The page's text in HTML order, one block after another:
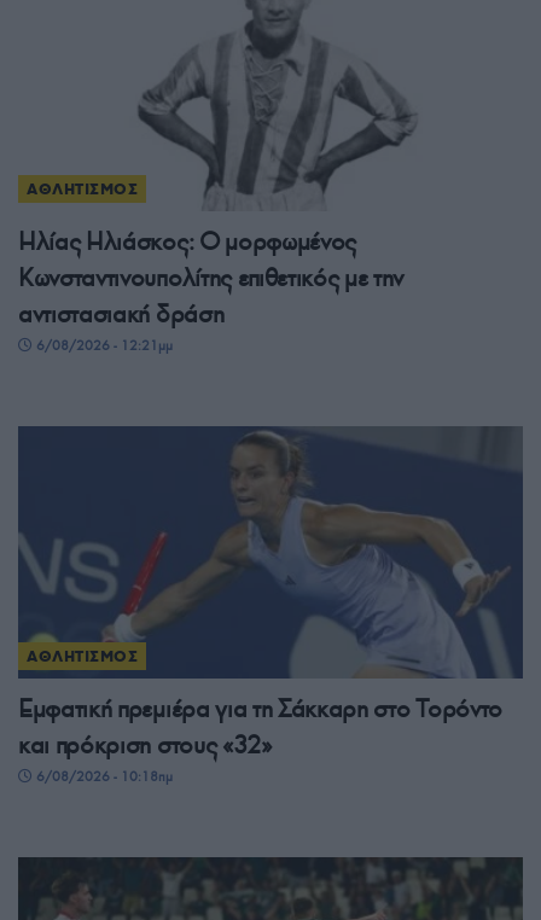
ΑΘΛΗΤΙΣΜΟΣ
Ηλίας Ηλιάσκος: Ο μορφωμένος
Κωνσταντινουπολίτης επιθετικός με την
αντιστασιακή δράση
6/08/2026 - 12:21μμ
ΑΘΛΗΤΙΣΜΟΣ
Εμφατική πρεμιέρα για τη Σάκκαρη στο Τορόντο
και πρόκριση στους «32»
6/08/2026 - 10:18πμ